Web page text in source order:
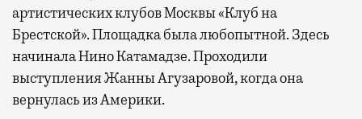
артистических клубов Москвы «Клуб на
Брестской». Площадка была любопытной. Здесь
начинала Нино Катамадзе. Проходили
выступления Жанны Агузаровой, когда она
вернулась из Америки.